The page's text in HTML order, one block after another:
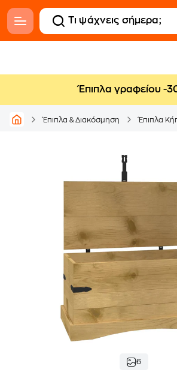
Έπιπλα γραφείου -
Έπιπλα & Διακόσμηση Έπιπλα
6